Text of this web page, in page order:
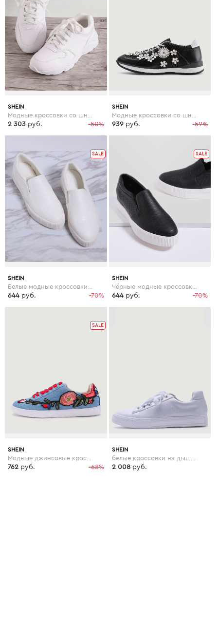
SHEIN
-50%
2 303 руб.
SHEIN
-59%
939 руб.
SALE
SHEIN
-70%
644 руб.
SALE
SHEIN
-70%
644 руб.
SALE
SHEIN
-68%
762 руб.
SHEIN
2 008 руб.